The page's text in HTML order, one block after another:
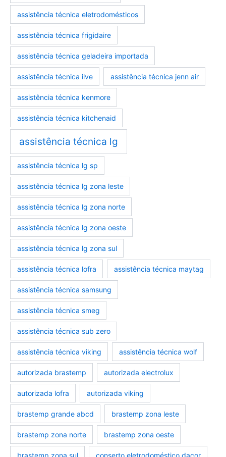
assistência técnica eletrodomésticos
assistência técnica frigidaire
assistência técnica geladeira importada
assistência técnica ilve assistência técnica jenn air
assistência técnica kenmore
assistência técnica kitchenaid
assistência técnica lg
assistência técnica lg sp
assistência técnica lg zona leste
assistência técnica lg zona norte
assistência técnica lg zona oeste
assistência técnica lg zona sul
assistência técnica lofra assistência técnica maytag
assistência técnica samsung
assistência técnica smeg
assistência técnica sub zero
assistência técnica viking assistência técnica wolf
autorizada brastemp autorizada electrolux
autorizada lofra autorizada viking
brastemp grande abcd brastemp zona leste
brastemp zona norte brastemp zona oeste